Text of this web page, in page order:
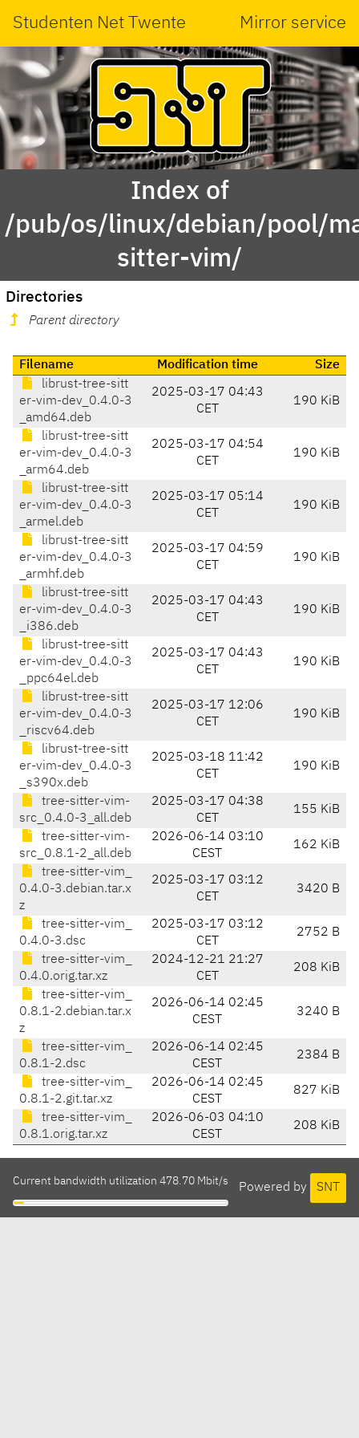
Studenten Net Twente Mirror service
Index of
/pub/os/linux/debian/pool/
sitter-vim/
Directories
Parent directory
Filename Modification time
Size
librust-tree-sitt
er-vim-dev_0.4.0-3
_amd64.deb
2025-03-17 04:43
CET
190 KiB
librust-tree-sitt
er-vim-dev_0.4.0-3
_arm64.deb
2025-03-17 04:54
CET
190 KiB
librust-tree-sitt
er-vim-dev_0.4.0-3
_armel.deb
2025-03-17 05:14
CET
190 KiB
librust-tree-sitt
er-vim-dev_0.4.0-3
_armhf.deb
2025-03-17 04:59
CET
190 KiB
librust-tree-sitt
er-vim-dev_0.4.0-3
_i386.deb
2025-03-17 04:43
CET
190 KiB
librust-tree-sitt
er-vim-dev_0.4.0-3
_ppc64el.deb
2025-03-17 04:43
CET
190 KiB
librust-tree-sitt
er-vim-dev_0.4.0-3
_riscv64.deb
2025-03-17 12:06
CET
190 KiB
librust-tree-sitt
er-vim-dev_0.4.0-3
_s390x.deb
2025-03-18 11:42
CET
190 KiB
tree-sitter-vim-
src_0.4.0-3_all.deb
2025-03-17 04:38
CET
155 KiB
tree-sitter-vim-
src_0.8.1-2_all.deb
2026-06-14 03:10
CEST
162 KiB
tree-sitter-vim_
0.4.0-3.debian.tar.x
z
2025-03-17 03:12
CET
3420 B
tree-sitter-vim_
0.4.0-3.dsc
2025-03-17 03:12
CET
2752 B
tree-sitter-vim_
0.4.0.orig.tar.xz
2024-12-21 21:27
CET
208 KiB
tree-sitter-vim_
0.8.1-2.debian.tar.x
z
2026-06-14 02:45
CEST
3240 B
tree-sitter-vim_
0.8.1-2.dsc
2026-06-14 02:45
CEST
2384 B
tree-sitter-vim_
0.8.1-2.git.tar.xz
2026-06-14 02:45
CEST
827 KiB
tree-sitter-vim_
0.8.1.orig.tar.xz
2026-06-03 04:10
CEST
208 KiB
Powered by SNT
Current bandwidth utilization 478.70 Mbit/s